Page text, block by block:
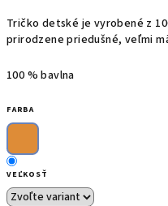
Tričko detské je vyrobené z
prirodzene priedušné, veľmi
100 % bavlna
FARBA
VEĽKOSŤ